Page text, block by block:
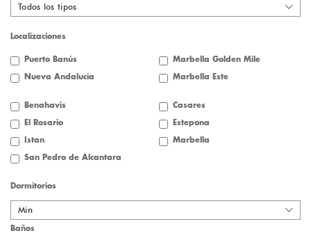
Todos los tipos
Localizaciones
Puerto Banús Marbella Golden Mile
Nueva Andalucía Marbella Este
Benahavis Casares
El Rosario Estepona
Istan Marbella
San Pedro de Alcantara
Dormitorios
Min
Baños